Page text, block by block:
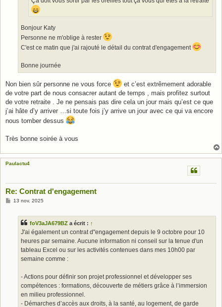
Bonjour Katy
Personne ne m'oblige à rester
C'est ce matin que j'ai rajouté le détail du contrat d'engagement
Bonne journée
Non bien sûr personne ne vous force
et c’est extrêmement adorable
de votre part de nous consacrer autant de temps , mais profitez surtout
de votre retraite . Je ne pensais pas dire cela un jour mais qu’est ce que
j’ai hâte d’y arriver …si toute fois j’y arrive un jour avec ce qui va encore
nous tomber dessus
Très bonne soirée à vous
Paulactu4
Re: Contrat d'engagement
M
13 nov. 2025
foV3aJA679BZ a écrit : ↑
J'ai également un contrat d"engagement depuis le 9 octobre pour 10
heures par semaine. Aucune information ni conseil sur la tenue d'un
tableau Excel ou sur les activités contenues dans mes 10h00 par
semaine comme :
- Actions pour définir son projet professionnel et développer ses
compétences : formations, découverte de métiers grâce à l’immersion
en milieu professionnel.
- Démarches d’accès aux droits, à la santé, au logement, de garde